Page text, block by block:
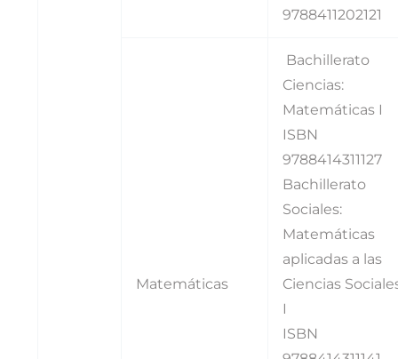
9788411202121
Matemáticas
Bachillerato
Ciencias:
Matemáticas I
ISBN
9788414311127
Bachillerato
Sociales:
Matemáticas
aplicadas a las
Ciencias
I
ISBN